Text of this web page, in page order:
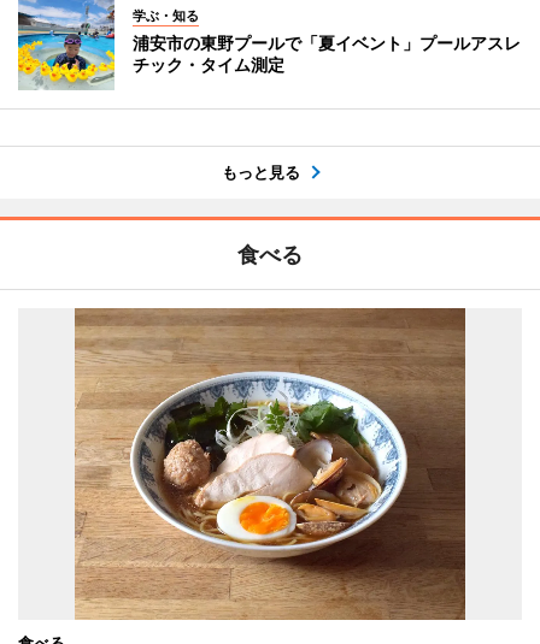
学ぶ・知る
浦安市の東野プールで「夏イベント」プールアスレ
チック・タイム測定
もっと見る
食べる